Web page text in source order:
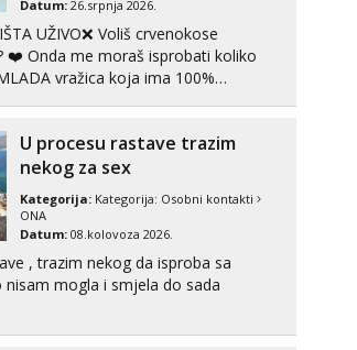
:)
- Kod: #04
- mob:1,12€ min
tvoj poziv!
064/677-677
- mob:1,12€ min
064/677-677- Kod: #106
Datum: 26.srpnja 2026.
Voliš crvenokose
❤️ Onda me moraš isprobati koliko
vražica koja ima 100%
po svojoj mjeri. Sexi videa s
U procesu rastave trazim
nekog za sex
Kategorija: Kategorija: Osobni kontakti
ONA
Datum: 08.kolovoza 2026.
, trazim nekog da isproba sa
mogla i smjela do sada